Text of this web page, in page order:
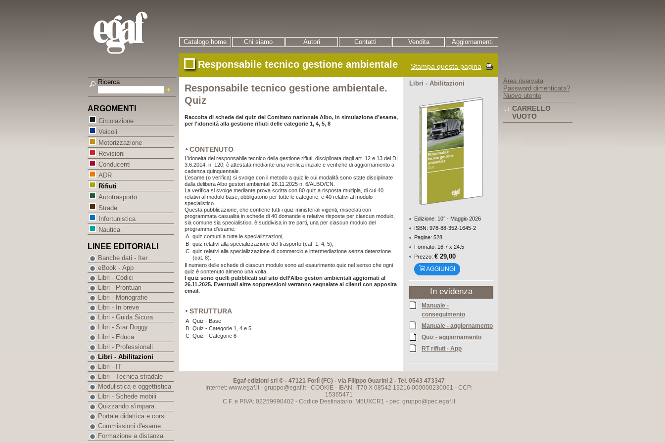
Catalogo home Chi siamo Autori Contatti Vendita Aggiornamenti
Responsabile tecnico gestione ambientale Stampa questa pagina
Responsabile tecnico gestione ambientale.
Quiz
Raccolta di schede dei quiz del Comitato nazionale Albo, in simulazione d’esame,
per l'idoneità alla gestione rifiuti delle categorie 1, 4, 5, 8
CONTENUTO
L’idoneità del responsabile tecnico della gestione rifiuti, disciplinata dagli art. 12 e 13 del DI
3.6.2014, n. 120, è attestata mediante una verifica iniziale e verifiche di aggiornamento a
cadenza quinquennale.
L’esame (o verifica) si svolge con il metodo a quiz le cui modalità sono state disciplinate
dalla delibera Albo gestori ambientali 26.11.2025 n. 6/ALBO/CN.
La verifica si svolge mediante prova scritta con 80 quiz a risposta multipla, di cui 40
relativi al modulo base, obbligatorio per tutte le categorie, e 40 relativi al modulo
specialistico.
Questa pubblicazione, che contiene tutti i quiz ministeriali vigenti, miscelati con
programmata casualità in schede di 40 domande e relative risposte per ciascun modulo,
sia comune sia specialistico, è suddivisa in tre parti, una per ciascun modulo del
programma d’esame:
A quiz comuni a tutte le specializzazioni,
B quiz relativi alla specializzazione del trasporto (cat. 1, 4, 5),
C quiz relativi alla specializzazione di commercio e intermediazione senza detenzione
(cat. 8).
Il numero delle schede di ciascun modulo sono ad esaurimento quiz nel senso che ogni
quiz è contenuto almeno una volta.
I quiz sono quelli pubblicati sul sito dell’Albo gestori ambientali aggiornati al
26.11.2025. Eventuali altre soppressioni verranno segnalate ai clienti con apposita
email.
STRUTTURA
A Quiz - Base
B Quiz - Categorie 1, 4 e 5
C Quiz - Categorie 8
Libri - Abilitazioni
Edizione: 10° - Maggio 2026
ISBN: 978-88-352-1645-2
Pagine: 528
Formato: 16.7 x 24.5
Prezzo: € 29,00
AGGIUNGI
In evidenza
Manuale -
conseguimento
Manuale - aggiornamento
Quiz - aggiornamento
RT rifiuti - App
Egaf edizioni srl © - 47121 Forlì (FC) - via Filippo Guarini 2 - Tel. 0543 473347
Internet: www.egaf.it - gruppo@egaf.it- COOKIE- IBAN: IT70 X 08542 13216 000000230061 - CCP:
15365471
C.F. e P.IVA: 02259990402 - Codice Destinatario: M5UXCR1 - pec: gruppo@pec.egaf.it
Ricerca
ARGOMENTI
Circolazione
Veicoli
Motorizzazione
Revisioni
Conducenti
ADR
Rifiuti
Autotrasporto
Strade
Infortunistica
Nautica
LINEE EDITORIALI
Banche dati - Iter
eBook - App
Libri - Codici
Libri - Prontuari
Libri - Monografie
Libri - In breve
Libri - Guida Sicura
Libri - Star Doggy
Libri - Educa
Libri - Professionali
Libri - Abilitazioni
Libri - IT
Libri - Tecnica stradale
Modulistica e oggettistica
Libri - Schede mobili
Quizzando s'impara
Portale didattica e corsi
Commissioni d'esame
Formazione a distanza
Area riservata
Password dimenticata?
Nuovo utente
CARRELLO
VUOTO